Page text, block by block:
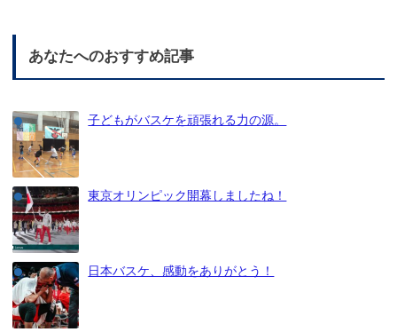
あなたへのおすすめ記事
子どもがバスケを頑張れる力の源。
東京オリンピック開幕しましたね！
日本バスケ、感動をありがとう！